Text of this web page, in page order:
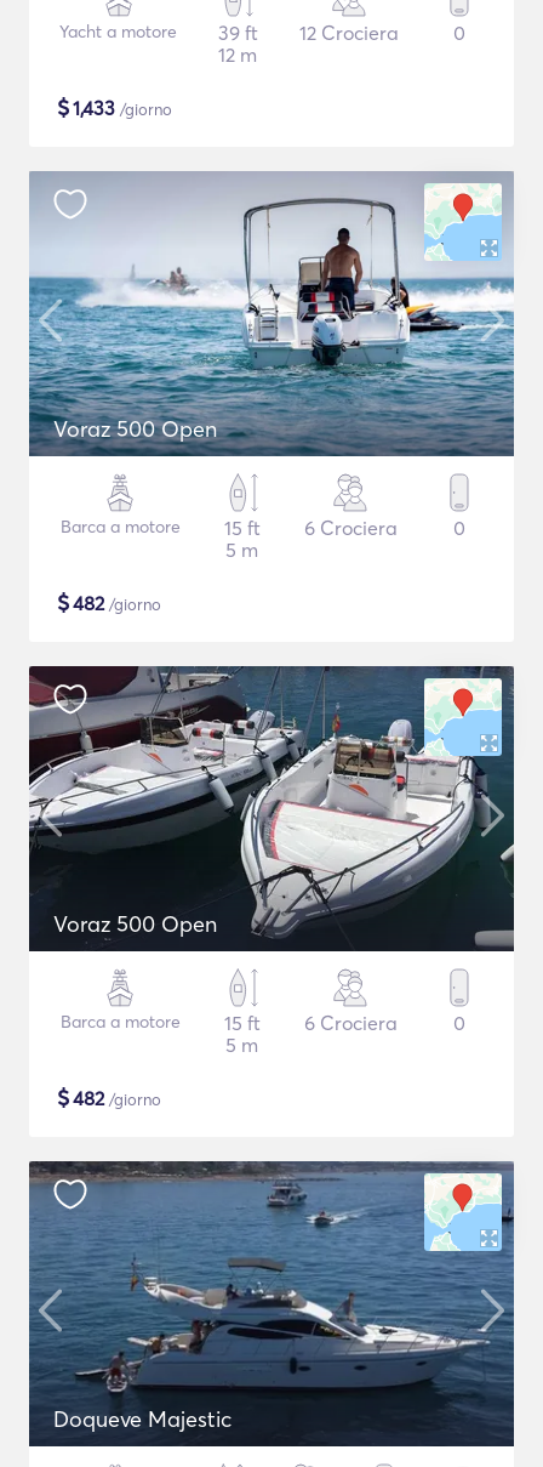
Yacht a motore
39 ft
12 m
12 Crociera 0
$1,433 /giorno
Voraz 500 Open
Barca a motore
15 ft
5 m
6 Crociera 0
$482/giorno
Voraz 500 Open
Barca a motore
15 ft
5 m
6 Crociera 0
$482/giorno
Doqueve Majestic